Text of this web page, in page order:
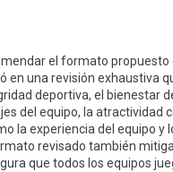
el formato propuesto
en una revisión exhaustiva
deportiva, el bienestar
del equipo, la atractividad
la experiencia del equipo y
revisado también
que todos los equipos